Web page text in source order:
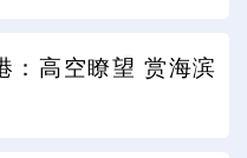
：高空瞭望 赏海滨